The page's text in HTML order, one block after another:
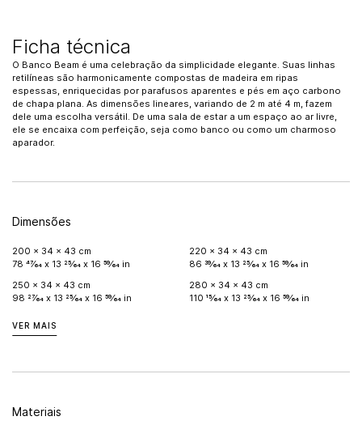
Ficha técnica
O Banco Beam é uma celebração da simplicidade elegante. Suas linhas
retilíneas são harmonicamente compostas de madeira em ripas
espessas, enriquecidas por parafusos aparentes e pés em aço carbono
de chapa plana. As dimensões lineares, variando de 2 m até 4 m, fazem
dele uma escolha versátil. De uma sala de estar a um espaço ao ar livre,
ele se encaixa com perfeição, seja como banco ou como um charmoso
aparador.
Dimensões
200 x 34 x 43 cm
78 47⁄64 x 13 25⁄64 x 16 59⁄64 in
220 x 34 x 43 cm
86 39⁄64 x 13 25⁄64 x 16 59⁄64 in
250 x 34 x 43 cm
98 27⁄64 x 13 25⁄64 x 16 59⁄64 in
280 x 34 x 43 cm
110 15⁄64 x 13 25⁄64 x 16 59⁄64 in
VER MAIS
Materiais